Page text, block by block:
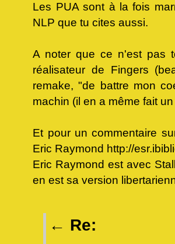
Les PUA sont à la fois
NLP que tu cites aussi.
A noter que ce n'est pas
réalisateur de Fingers
remake, "de battre mon
machin (il en a même fait
Et pour un commentaire
Eric Raymond http://
Eric Raymond est avec
en est sa version
← Re: